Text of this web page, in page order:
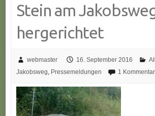
Stein am
hergerichtet
webmaster 16. September 2016
Jakobsweg, Pressemeldungen 1 Kommentar